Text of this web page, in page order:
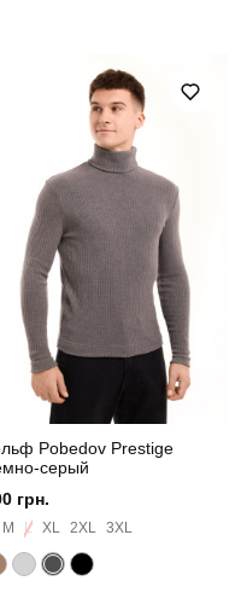
для повсякденного носіння
повсякденний
15% поліестер, 5% еластан
україна
Pobedov Prestige
серый
грн.
M L XL 2XL 3XL